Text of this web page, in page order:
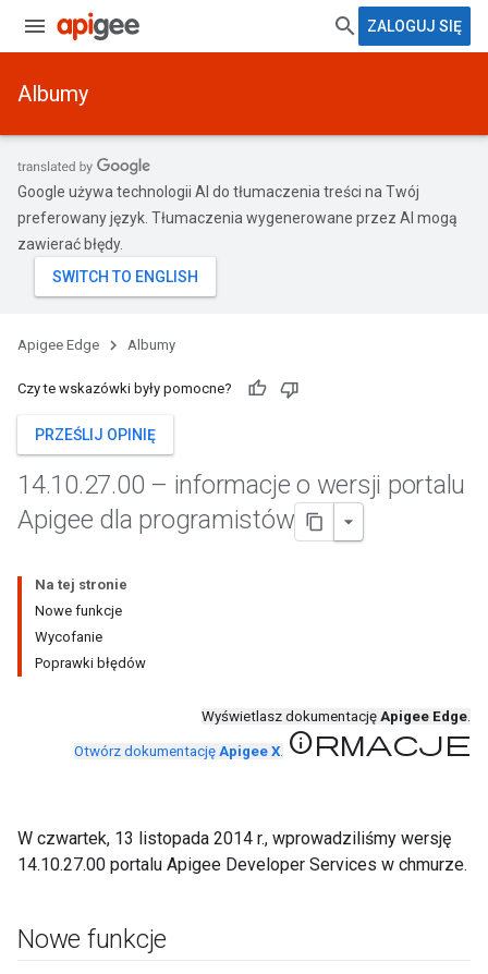
ZALOGUJ SIĘ
Albumy
Google używa technologii AI do tłumaczenia treści na Twój
preferowany język. Tłumaczenia wygenerowane przez AI mogą
zawierać błędy.
Apigee Edge Albumy
Czy te wskazówki były pomocne?
PRZEŚLIJ OPINIĘ
14.10.27.00 – informacje o wersji portalu
Apigee dla programistów
Na tej stronie
Nowe funkcje
Wycofanie
Poprawki błędów
Wyświetlasz dokumentację Apigee Edge.
Otwórz dokumentację Apigee X. Informacje
W czwartek, 13 listopada 2014 r., wprowadziliśmy wersję
14.10.27.00 portalu Apigee Developer Services w chmurze.
Nowe funkcje